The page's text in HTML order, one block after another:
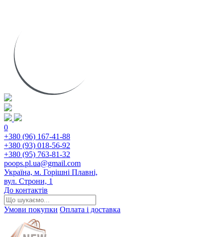
0
+380 (96) 167-41-88
+380 (93) 018-56-92
+380 (95) 763-81-32
poops.pl.ua@gmail.com
Україна, м. Горішні Плавні,
вул. Строни, 1
До контактів
Умови покупки Оплата і доставка